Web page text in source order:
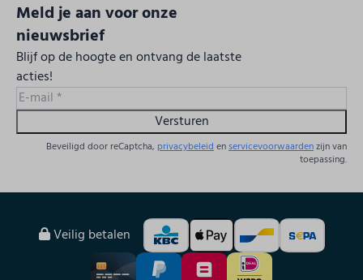
Meld je aan voor onze
nieuwsbrief
Blijf op de hoogte en ontvang de laatste
acties!
Versturen
Beveiligd door reCaptcha, privacybeleidenservicevoorwaardenzijn van
toepassing.
Veilig betalen